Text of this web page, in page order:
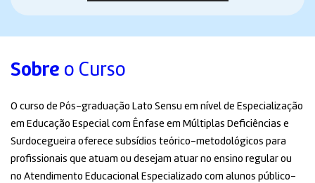
Sobre o Curso
O curso de Pós-graduação Lato Sensu em nível de Especialização
em Educação Especial com Ênfase em Múltiplas Deficiências e
Surdocegueira oferece subsídios teórico-metodológicos para
profissionais que atuam ou desejam atuar no ensino regular ou
no Atendimento Educacional Especializado com alunos público-